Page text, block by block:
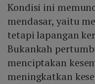
Kondisi ini
mendasar, yaitu
tetapi lapangan
Bukankah
menciptakan
meningkatkan